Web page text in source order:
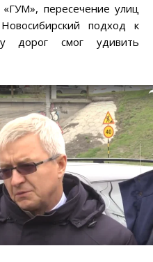
пересечение улиц
подход к
дорог смог удивить